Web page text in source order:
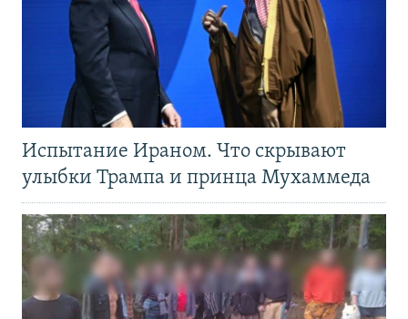
Испытание Ираном. Что скрывают
улыбки Трампа и принца Мухаммеда